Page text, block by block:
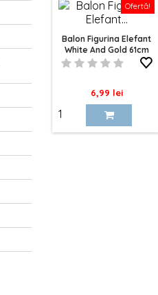
Ofertă!
Balon Figurina Elefant
White And Gold 61cm
Pret
6,99 lei